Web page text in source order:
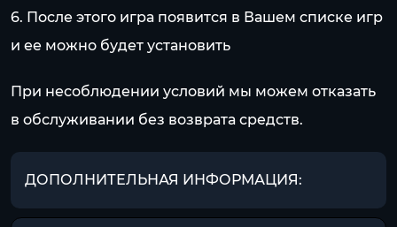
6. После этого игра появится в Вашем списке игр
и ее можно будет установить
При несоблюдении условий мы можем отказать
в обслуживании без возврата средств.
ДОПОЛНИТЕЛЬНАЯ ИНФОРМАЦИЯ: